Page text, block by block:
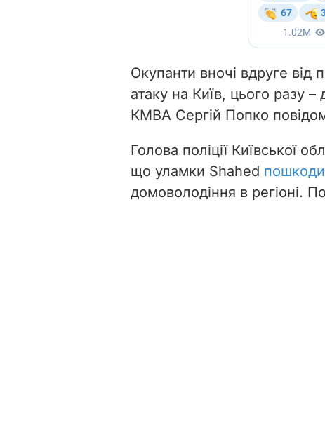
Окупанти вночі вдруге від
атаку на Київ, цього разу –
КМВА Сергій Попко
Голова поліції Київської
що уламки Shahed
домоволодіння в регіоні.